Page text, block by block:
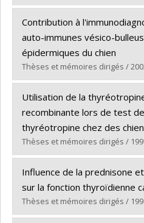
Graduate :Fifle, Lyanne
Cycle :Master's
Grade :M. Sc.
Lien vers le document dans
Contribution à
auto-immunes vésico-
épidermiques du chien
Thèses et mémoires dirigés /
Graduate :Favrot, Claude
Cycle :Master's
Grade :M. Sc.
Lien vers le document dans
Utilisation de la
recombinante lors de test
thyréotropine chez des
Thèses et mémoires dirigés /
Graduate :Sauvé, Frédéric
Cycle :Master's
Grade :M. Sc.
Lien vers le document dans
Influence de la prednisone
sur la fonction thyroïdienne
Thèses et mémoires dirigés /